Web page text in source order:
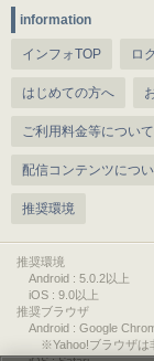
information
インフォTOP ロ
はじめての方へ
ご利用料金等について
配信コンテンツにつ
推奨環境
推奨環境
Android : 5.0.2以上
iOS : 9.0以上
推奨ブラウザ
Android : Google
※Yahoo!ブラウザは